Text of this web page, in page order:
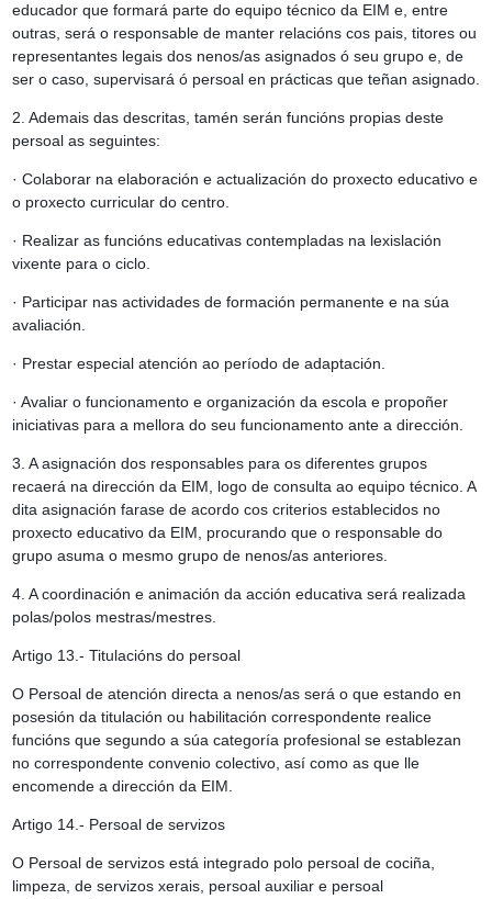
educador que formará parte do equipo técnico da EIM e, entre
outras, será o responsable de manter relacións cos pais, titores ou
representantes legais dos nenos/as asignados ó seu grupo e, de
ser o caso, supervisará ó persoal en prácticas que teñan asignado.
2. Ademais das descritas, tamén serán funcións propias deste
persoal as seguintes:
· Colaborar na elaboración e actualización do proxecto educativo e
o proxecto curricular do centro.
· Realizar as funcións educativas contempladas na lexislación
vixente para o ciclo.
· Participar nas actividades de formación permanente e na súa
avaliación.
· Prestar especial atención ao período de adaptación.
· Avaliar o funcionamento e organización da escola e propoñer
iniciativas para a mellora do seu funcionamento ante a dirección.
3. A asignación dos responsables para os diferentes grupos
recaerá na dirección da EIM, logo de consulta ao equipo técnico. A
dita asignación farase de acordo cos criterios establecidos no
proxecto educativo da EIM, procurando que o responsable do
grupo asuma o mesmo grupo de nenos/as anteriores.
4. A coordinación e animación da acción educativa será realizada
polas/polos mestras/mestres.
Artigo 13.- Titulacións do persoal
O Persoal de atención directa a nenos/as será o que estando en
posesión da titulación ou habilitación correspondente realice
funcións que segundo a súa categoría profesional se establezan
no correspondente convenio colectivo, así como as que lle
encomende a dirección da EIM.
Artigo 14.- Persoal de servizos
O Persoal de servizos está integrado polo persoal de cociña,
limpeza, de servizos xerais, persoal auxiliar e persoal